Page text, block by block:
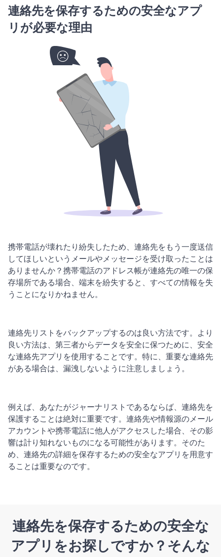
連絡先を保存するための安全なアプ
リが必要な理由
携帯電話が壊れたり紛失したため、連絡先をもう一度送信
してほしいというメールやメッセージを受け取ったことは
ありませんか？携帯電話のアドレス帳が連絡先の唯一の保
存場所である場合、端末を紛失すると、すべての情報を失
うことになりかねません。
連絡先リストをバックアップするのは良い方法です。より
良い方法は、第三者からデータを安全に保つために、安全
な連絡先アプリを使用することです。特に、重要な連絡先
がある場合は、漏洩しないように注意しましょう。
例えば、あなたがジャーナリストであるならば、連絡先を
保護することは絶対に重要です。連絡先や情報源のメール
アカウントや携帯電話に他人がアクセスした場合、その影
響は計り知れないものになる可能性があります。そのた
め、連絡先の詳細を保存するための安全なアプリを用意す
ることは重要なのです。
連絡先を保存するための安全な
アプリをお探しですか？そんな